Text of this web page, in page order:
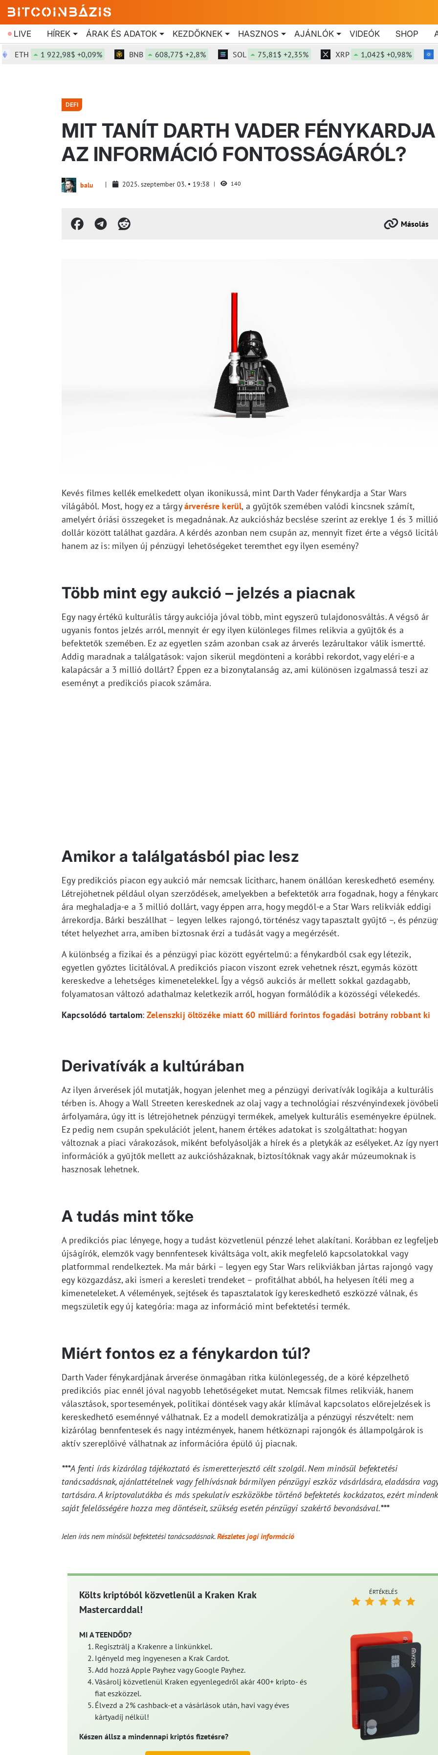
LIVE HÍREK ÁRAK ÉS ADATOK KEZDŐKNEK HASZNOS AJÁNLÓK VIDEÓK SHOP
1 922,98$ +0,09% BNB 608,77$ +2,8% SOL 75,81$ +2,35% XRP 1,042$ +0,98% ADA
DEFI
MIT TANÍT DARTH VADER FÉNYKARDJA
AZ INFORMÁCIÓ FONTOSSÁGÁRÓL?
balu 2025. szeptember 03. 19:38 140
Másolás
Kevés filmes kellék emelkedett olyan ikonikussá, mint Darth Vader fénykardja a Star Wars
világából. Most, hogy ez a tárgyárverésre kerül, a gyűjtők szemében valódi kincsnek számít,
amelyért óriási összegeket is megadnának. Az aukciósház becslése szerint az ereklye 1 és 3 millió
dollár között találhat gazdára. A kérdés azonban nem csupán az, mennyit fizet érte a végső
hanem az is: milyen új pénzügyi lehetőségeket teremthet egy ilyen esemény?
Több mint egy aukció – jelzés a piacnak
Egy nagy értékű kulturális tárgy aukciója jóval több, mint egyszerű tulajdonosváltás. A végső ár
ugyanis fontos jelzés arról, mennyit ér egy ilyen különleges filmes relikvia a gyűjtők és a
befektetők szemében. Ez az egyetlen szám azonban csak az árverés lezárultakor válik ismertté.
Addig maradnak a találgatások: vajon sikerül megdönteni a korábbi rekordot, vagy eléri-e a
kalapácsár a 3 millió dollárt? Éppen ez a bizonytalanság az, ami különösen izgalmassá teszi az
eseményt a predikciós piacok számára.
Amikor a találgatásból piac lesz
Egy predikciós piacon egy aukció már nemcsak licitharc, hanem önállóan kereskedhető esemény.
Létrejöhetnek például olyan szerződések, amelyekben a befektetők arra fogadnak, hogy a
ára meghaladja-e a 3 millió dollárt, vagy éppen arra, hogy megdől-e a Star Wars relikviák eddigi
árrekordja. Bárki beszállhat – legyen lelkes rajongó, történész vagy tapasztalt gyűjtő –, és
tétet helyezhet arra, amiben biztosnak érzi a tudását vagy a megérzését.
A különbség a fizikai és a pénzügyi piac között egyértelmű: a fénykardból csak egy létezik,
egyetlen győztes licitálóval. A predikciós piacon viszont ezrek vehetnek részt, egymás között
kereskedve a lehetséges kimenetelekkel. Így a végső aukciós ár mellett sokkal gazdagabb,
folyamatosan változó adathalmaz keletkezik arról, hogyan formálódik a közösségi vélekedés.
Kapcsolódó tartalom:Zelenszkij öltözéke miatt 60 milliárd forintos fogadási botrány robbant ki
Derivatívák a kultúrában
Az ilyen árverések jól mutatják, hogyan jelenhet meg a pénzügyi derivatívák logikája a kulturális
térben is. Ahogy a Wall Streeten kereskednek az olaj vagy a technológiai részvényindexek
árfolyamára, úgy itt is létrejöhetnek pénzügyi termékek, amelyek kulturális eseményekre épülnek.
Ez pedig nem csupán spekulációt jelent, hanem értékes adatokat is szolgáltathat: hogyan
változnak a piaci várakozások, miként befolyásolják a hírek és a pletykák az esélyeket. Az így
információk a gyűjtők mellett az aukciósházaknak, biztosítóknak vagy akár múzeumoknak is
hasznosak lehetnek.
A tudás mint tőke
A predikciós piac lényege, hogy a tudást közvetlenül pénzzé lehet alakítani. Korábban ez
újságírók, elemzők vagy bennfentesek kiváltsága volt, akik megfelelő kapcsolatokkal vagy
platformmal rendelkeztek. Ma már bárki – legyen egy Star Wars relikviákban jártas rajongó vagy
egy közgazdász, aki ismeri a keresleti trendeket – profitálhat abból, ha helyesen ítéli meg a
kimeneteleket. A vélemények, sejtések és tapasztalatok így kereskedhető eszközzé válnak, és
megszületik egy új kategória: maga az információ mint befektetési termék.
Miért fontos ez a fénykardon túl?
Darth Vader fénykardjának árverése önmagában ritka különlegesség, de a köré képzelhető
predikciós piac ennél jóval nagyobb lehetőségeket mutat. Nemcsak filmes relikviák, hanem
választások, sportesemények, politikai döntések vagy akár klímával kapcsolatos előrejelzések is
kereskedhető eseménnyé válhatnak. Ez a modell demokratizálja a pénzügyi részvételt: nem
kizárólag bennfentesek és nagy intézmények, hanem hétköznapi rajongók és állampolgárok is
aktív szereplőivé válhatnak az információra épülő új piacnak.
***A fenti írás kizárólag tájékoztató és ismeretterjesztő célt szolgál. Nem minősül befektetési
tanácsadásnak, ajánlattételnek vagy felhívásnak bármilyen pénzügyi eszköz vásárlására, eladására
tartására. A kriptovalutákba és más spekulatív eszközökbe történő befektetés kockázatos, ezért
saját felelősségére hozza meg döntéseit, szükség esetén pénzügyi szakértő bevonásával.***
Jelen írás nem minősül befektetési tanácsadásnak.Részletes jogi információ
Költs kriptóból közvetlenül a Kraken Krak
Mastercarddal!
MI A TEENDŐD?
Regisztrálj a Krakenre a linkünkkel.
Igényeld meg ingyenesen a Krak Cardot.
Add hozzá Apple Payhez vagy Google Payhez.
Vásárolj közvetlenül Kraken egyenlegedről akár 400+ kripto- és
fiat eszközzel.
Élvezd a 2% cashback-et a vásárlások után, havi vagy éves
kártyadíj nélkül!
Készen állsz a mindennapi kriptós fizetésre?
ÉRTÉKELÉS